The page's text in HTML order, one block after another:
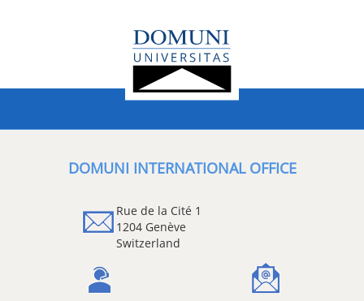
DOMUNI INTERNATIONAL OFFICE
Rue de la Cité 1
1204 Genève
Switzerland